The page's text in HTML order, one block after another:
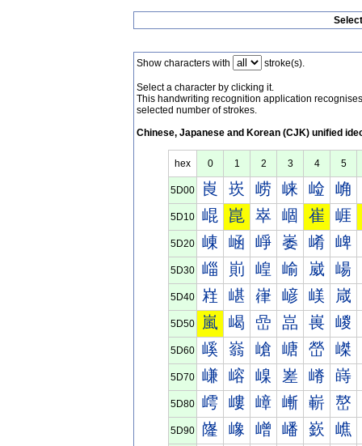
Show characters with stroke(s).
Select a character by clicking it.
This handwriting recognition application
selected number of strokes.
Chinese, Japanese and Korean (CJK) unified
hex 0 1 2 3 4 5
5D00 崀 崁 崂 崃 崄 崅
5D10 崐 崑 崒 崓 崔 崕
5D20 崠 崡 崢 崣 崤 崥
5D30 崰 崱 崲 崳 崴 崵
5D40 嵀 嵁 嵂 嵃 嵄 嵅
5D50 嵐 嵑 嵒 嵓 嵔 嵕
5D60 嵠 嵡 嵢 嵣 嵤 嵥
5D70 嵰 嵱 嵲 嵳 嵴 嵵
5D80 嶀 嶁 嶂 嶃 嶄 嶅
5D90 嶐 嶑 嶒 嶓 嶔 嶕